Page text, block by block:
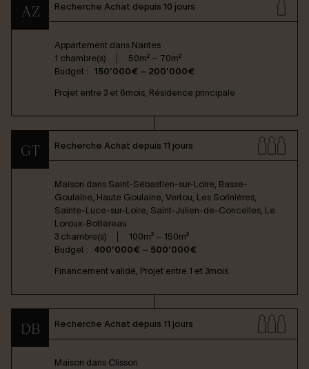
AZ Recherche Achat depuis 10 jours
Appartement dans Nantes
1 chambre(s)
50m² – 70m²
Budget :
150'000€ – 200'000€
Projet entre 3 et 6mois, Résidence principale
GT Recherche Achat depuis 11 jours
Maison dans Saint-Sébastien-sur-Loire, Basse-
Goulaine, Haute Goulaine, Vertou, Les Sorinières,
Sainte-Luce-sur-Loire, Saint-Julien-de-Concelles, Le
Loroux-Bottereau
3 chambre(s)
100m² – 150m²
Budget :
400'000€ – 500'000€
Financement validé, Projet entre 1 et 3mois
DB Recherche Achat depuis 11 jours
Maison dans Clisson